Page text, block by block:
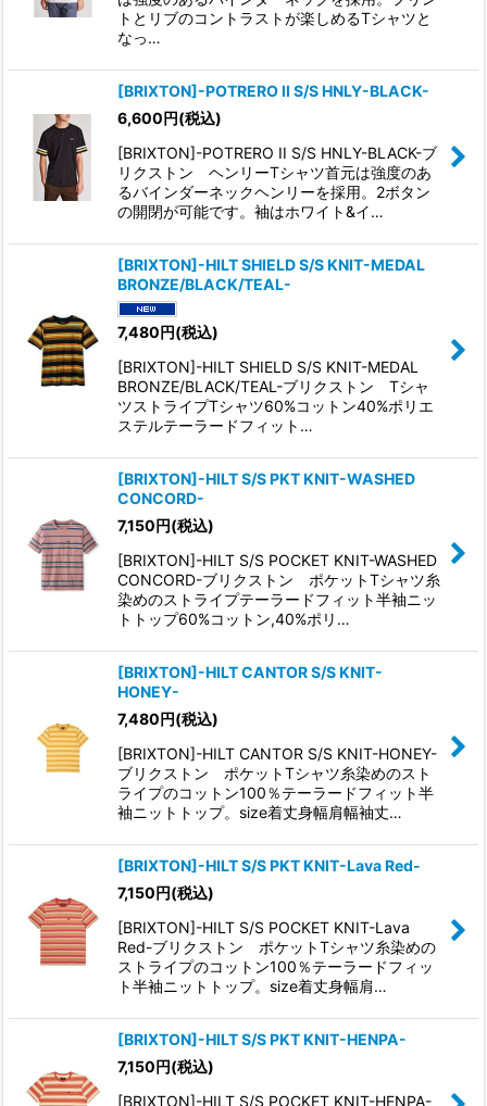
トとリブのコントラストが楽しめるTシャツと
なっ…
[BRIXTON]-POTRERO II S/S HNLY-BLACK-
6,600円(税込)
[BRIXTON]-POTRERO II S/S HNLY-BLACK-ブ
リクストン ヘンリーTシャツ首元は強度のあ
るバインダーネックヘンリーを採用。2ボタン
の開閉が可能です。袖はホワイト&イ…
[BRIXTON]-HILT SHIELD S/S KNIT-MEDAL
BRONZE/BLACK/TEAL-
7,480円(税込)
[BRIXTON]-HILT SHIELD S/S KNIT-MEDAL
BRONZE/BLACK/TEAL-ブリクストン Tシャ
ツストライプTシャツ60%コットン40%ポリエ
ステルテーラードフィット…
[BRIXTON]-HILT S/S PKT KNIT-WASHED
CONCORD-
7,150円(税込)
[BRIXTON]-HILT S/S POCKET KNIT-WASHED
CONCORD-ブリクストン ポケットTシャツ糸
染めのストライプテーラードフィット半袖ニッ
トトップ60%コットン,40%ポリ…
[BRIXTON]-HILT CANTOR S/S KNIT-
HONEY-
7,480円(税込)
[BRIXTON]-HILT CANTOR S/S KNIT-HONEY-
ブリクストン ポケットTシャツ糸染めのスト
ライプのコットン100％テーラードフィット半
袖ニットトップ。size着丈身幅肩幅袖丈…
[BRIXTON]-HILT S/S PKT KNIT-Lava Red-
7,150円(税込)
[BRIXTON]-HILT S/S POCKET KNIT-Lava
Red-ブリクストン ポケットTシャツ糸染めの
ストライプのコットン100％テーラードフィッ
ト半袖ニットトップ。size着丈身幅肩…
[BRIXTON]-HILT S/S PKT KNIT-HENPA-
7,150円(税込)
[BRIXTON]-HILT S/S POCKET KNIT-HENPA-